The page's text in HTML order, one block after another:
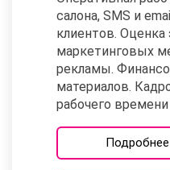
салона, SMS и
клиентов.
маркетинговых
рекламы.
материалов.
рабочего времени